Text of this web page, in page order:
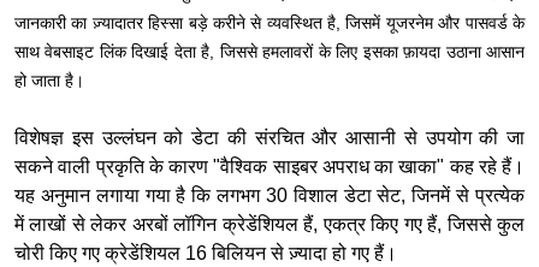
जानकारी का ज़्यादातर हिस्सा बड़े करीने से व्यवस्थित है, जिसमें यूजरनेम और पासवर्ड के
साथ वेबसाइट लिंक दिखाई देता है, जिससे हमलावरों के लिए इसका फ़ायदा उठाना आसान
हो जाता है।
विशेषज्ञ इस उल्लंघन को डेटा की संरचित और आसानी से उपयोग की जा
सकने वाली प्रकृति के कारण "वैश्विक साइबर अपराध का खाका" कह रहे हैं।
यह अनुमान लगाया गया है कि लगभग 30 विशाल डेटा सेट, जिनमें से प्रत्येक
में लाखों से लेकर अरबों लॉगिन क्रेडेंशियल हैं, एकत्र किए गए हैं, जिससे कुल
चोरी किए गए क्रेडेंशियल 16 बिलियन से ज़्यादा हो गए हैं।